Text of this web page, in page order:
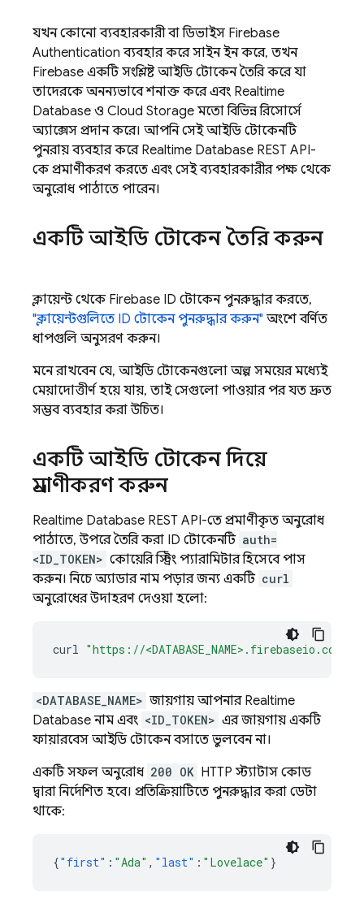
যখন কোনো ব্যবহারকারী বা ডিভাইস Firebase
Authentication ব্যবহার করে সাইন ইন করে, তখন
Firebase একটি সংশ্লিষ্ট আইডি টোকেন তৈরি করে যা
তাদেরকে অনন্যভাবে শনাক্ত করে এবং Realtime
Database ও Cloud Storage মতো বিভিন্ন রিসোর্সে
অ্যাক্সেস প্রদান করে। আপনি সেই আইডি টোকেনটি
পুনরায় ব্যবহার করে Realtime Database REST API-
কে প্রমাণীকরণ করতে এবং সেই ব্যবহারকারীর পক্ষ থেকে
অনুরোধ পাঠাতে পারেন।
একটি আইডি টোকেন তৈরি করুন
ক্লায়েন্ট থেকে Firebase ID টোকেন পুনরুদ্ধার করতে,
"ক্লায়েন্টগুলিতে ID টোকেন পুনরুদ্ধার করুন" অংশে বর্ণিত
ধাপগুলি অনুসরণ করুন।
মনে রাখবেন যে, আইডি টোকেনগুলো অল্প সময়ের মধ্যেই
মেয়াদোত্তীর্ণ হয়ে যায়, তাই সেগুলো পাওয়ার পর যত দ্রুত
সম্ভব ব্যবহার করা উচিত।
একটি আইডি টোকেন দিয়ে
প্রমাণীকরণ করুন
Realtime Database REST API-তে প্রমাণীকৃত অনুরোধ
পাঠাতে, উপরে তৈরি করা ID টোকেনটি auth=
<ID_TOKEN> কোয়েরি স্ট্রিং প্যারামিটার হিসেবে পাস
করুন। নিচে অ্যাডার নাম পড়ার জন্য একটি curl
অনুরোধের উদাহরণ দেওয়া হলো:
curl "https://<DATABASE_NAME>.firebaseio.com/
<DATABASE_NAME> জায়গায় আপনার Realtime
Database নাম এবং <ID_TOKEN> এর জায়গায় একটি
ফায়ারবেস আইডি টোকেন বসাতে ভুলবেন না।
একটি সফল অনুরোধ 200 OK HTTP স্ট্যাটাস কোড
দ্বারা নির্দেশিত হবে। প্রতিক্রিয়াটিতে পুনরুদ্ধার করা ডেটা
থাকে:
{"first" : "Ada" , "last" : "Lovelace" }